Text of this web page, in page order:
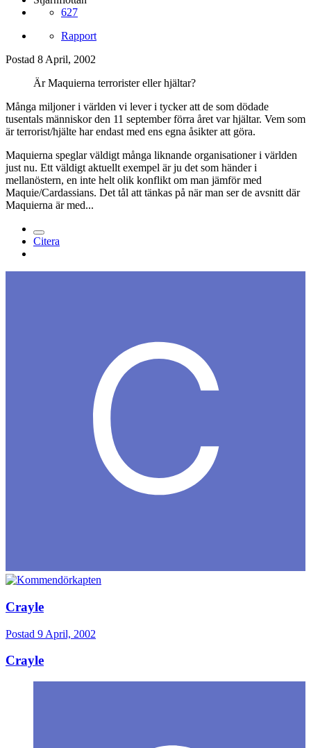
627
Rapport
Postad 8 April, 2002
Är Maquierna terrorister eller hjältar?
Många miljoner i världen vi lever i tycker att de som dödade
tusentals människor den 11 september förra året var hjältar. Vem som
är terrorist/hjälte har endast med ens egna åsikter att göra.
Maquierna speglar väldigt många liknande organisationer i världen
just nu. Ett väldigt aktuellt exempel är ju det som händer i
mellanöstern, en inte helt olik konflikt om man jämför med
Maquie/Cardassians. Det tål att tänkas på när man ser de avsnitt där
Maquierna är med...
Citera
Crayle
Postad 9 April, 2002
Crayle